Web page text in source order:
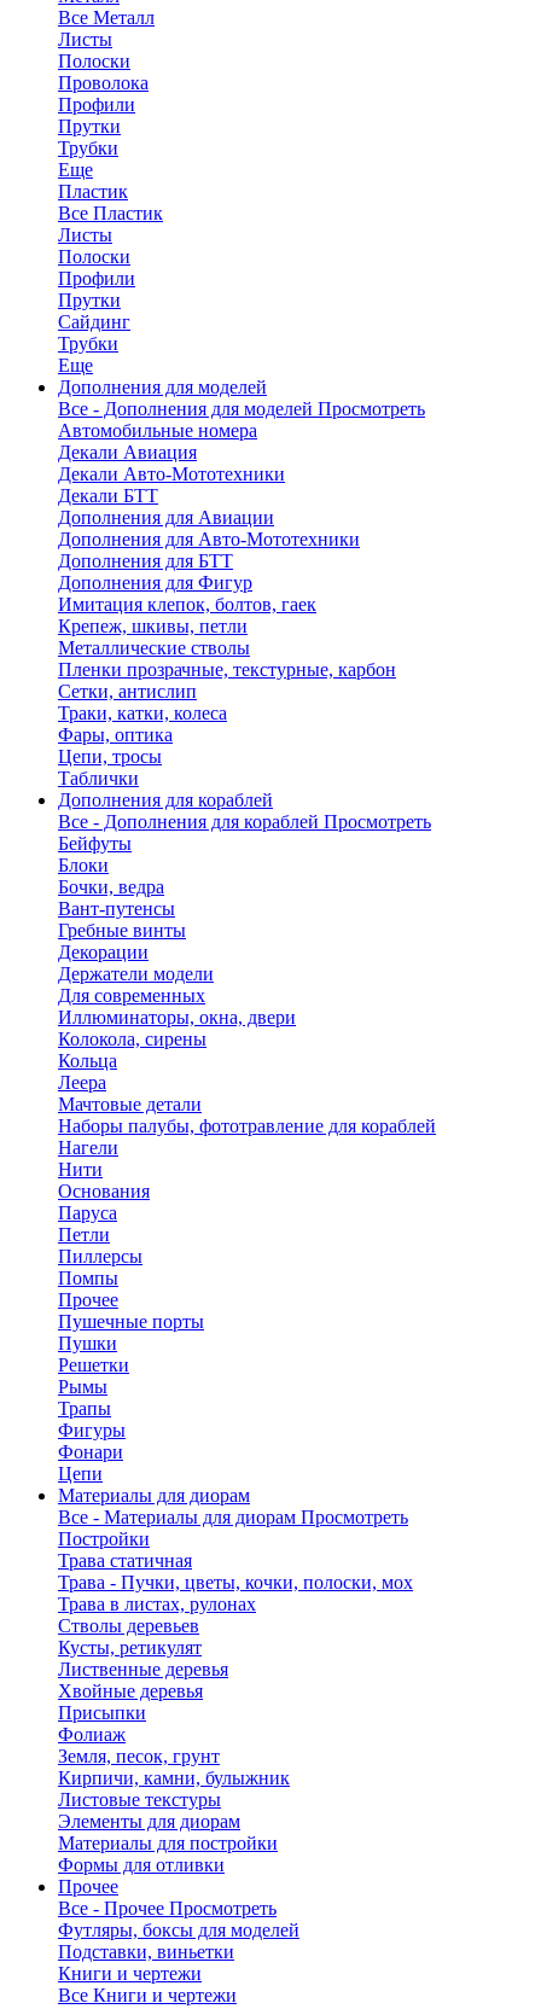
Все Металл
Листы
Полоски
Проволока
Профили
Прутки
Трубки
Еще
Пластик
Все Пластик
Листы
Полоски
Профили
Прутки
Сайдинг
Трубки
Еще
Дополнения для моделей
Все - Дополнения для моделей Просмотреть
Автомобильные номера
Декали Авиация
Декали Авто-Мототехники
Декали БТТ
Дополнения для Авиации
Дополнения для Авто-Мототехники
Дополнения для БТТ
Дополнения для Фигур
Имитация клепок, болтов, гаек
Крепеж, шкивы, петли
Металлические стволы
Пленки прозрачные, текстурные, карбон
Сетки, антислип
Траки, катки, колеса
Фары, оптика
Цепи, тросы
Таблички
Дополнения для кораблей
Все - Дополнения для кораблей Просмотреть
Бейфуты
Блоки
Бочки, ведра
Вант-путенсы
Гребные винты
Декорации
Держатели модели
Для современных
Иллюминаторы, окна, двери
Колокола, сирены
Кольца
Леера
Мачтовые детали
Наборы палубы, фототравление для кораблей
Нагели
Нити
Основания
Паруса
Петли
Пиллерсы
Помпы
Прочее
Пушечные порты
Пушки
Решетки
Рымы
Трапы
Фигуры
Фонари
Цепи
Материалы для диорам
Все - Материалы для диорам Просмотреть
Постройки
Трава статичная
Трава - Пучки, цветы, кочки, полоски, мох
Трава в листах, рулонах
Стволы деревьев
Кусты, ретикулят
Лиственные деревья
Хвойные деревья
Присыпки
Фолиаж
Земля, песок, грунт
Кирпичи, камни, булыжник
Листовые текстуры
Элементы для диорам
Материалы для постройки
Формы для отливки
Прочее
Все - Прочее Просмотреть
Футляры, боксы для моделей
Подставки, виньетки
Книги и чертежи
Все Книги и чертежи